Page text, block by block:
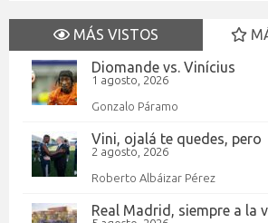
MÁS VISTOS
Diomande vs. Vinícius
1 agosto, 2026
Gonzalo Páramo
Vini, ojalá te quedes, pero
2 agosto, 2026
Roberto Albáizar Pérez
Real Madrid, siempre a la